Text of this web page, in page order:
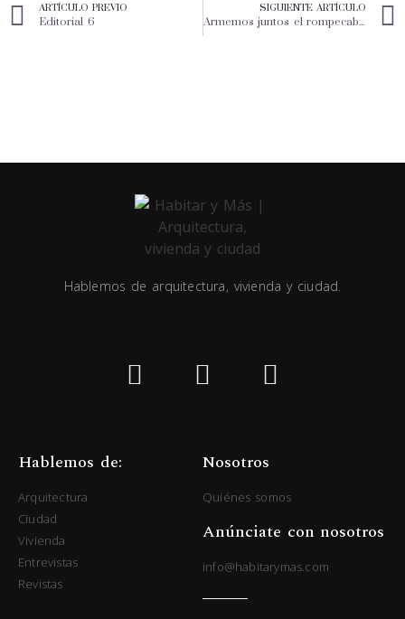
ARTÍCULO PREVIO
Editorial 6
SIGUIENTE ARTÍCULO
Armemos juntos el rompecabezas de las Ciudades Resilientes
Hablemos de arquitectura, vivienda y ciudad.
Hablemos de:
Arquitectura
Ciudad
Vivienda
Entrevistas
Revistas
Nosotros
Quiénes somos
Anúnciate con nosotros
info@habitarymas.com